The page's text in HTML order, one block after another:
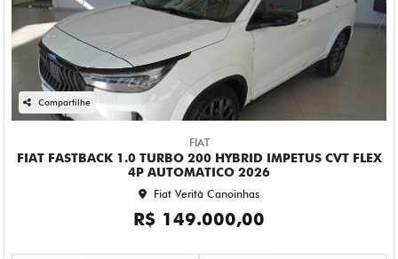
Compartilhe
FIAT
FIAT FASTBACK 1.0 TURBO 200 HYBRID IMPETUS CVT FLEX
4P AUTOMATICO 2026
Fiat Verità Canoinhas
R$ 149.000,00